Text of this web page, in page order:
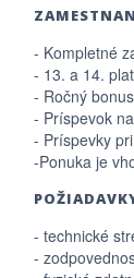
- Kompletné
- 13. a 14.
- Ročný
- Príspevok
- Príspevky
-Ponuka je
- technické
-